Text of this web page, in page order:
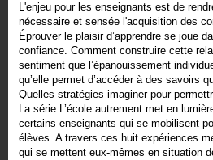
L'enjeu pour les enseignants est de
nécessaire et sensée l'acquisition des
Éprouver le plaisir d’apprendre se joue
confiance. Comment construire cette
sentiment que l’épanouissement
qu’elle permet d’accéder à des savoirs
Quelles stratégies imaginer pour
La série L’école autrement met en
certains enseignants qui se mobilisent
élèves. A travers ces huit expériences
qui se mettent eux-mêmes en situation